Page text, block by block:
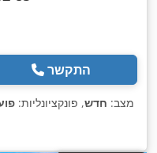
התקשר
מצב: חדש, פונקציונליות: